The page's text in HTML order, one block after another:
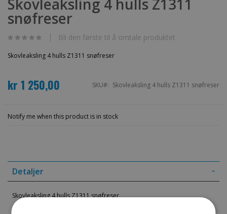
begynnelsen
av
bildegalleri
Skovleaksling 4 hulls Z1311
snøfreser
Bli den første til å omtale produktet
Skovleaksling 4 hulls Z1311 snøfreser
kr 1 250,00 SKU Skovleaksling 4 hulls Z1311 snøfreser
Notify me when this product is in stock
Detaljer
Skovleaksling 4 hulls Z1311 snøfreser